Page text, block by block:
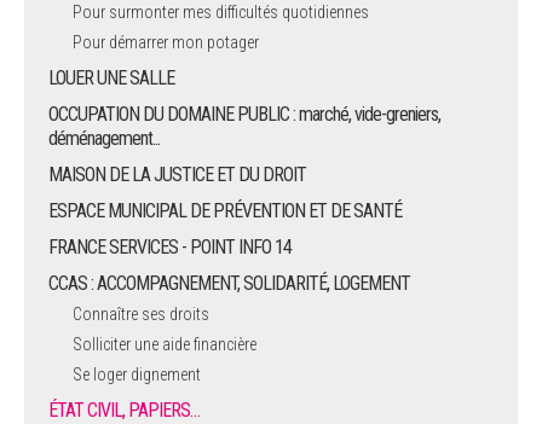
Pour surmonter mes difficultés quotidiennes
Pour démarrer mon potager
LOUER UNE SALLE
OCCUPATION DU DOMAINE PUBLIC : marché, vide-greniers,
déménagement...
MAISON DE LA JUSTICE ET DU DROIT
ESPACE MUNICIPAL DE PRÉVENTION ET DE SANTÉ
FRANCE SERVICES - POINT INFO 14
CCAS : ACCOMPAGNEMENT, SOLIDARITÉ, LOGEMENT
Connaître ses droits
Solliciter une aide financière
Se loger dignement
ÉTAT CIVIL, PAPIERS…